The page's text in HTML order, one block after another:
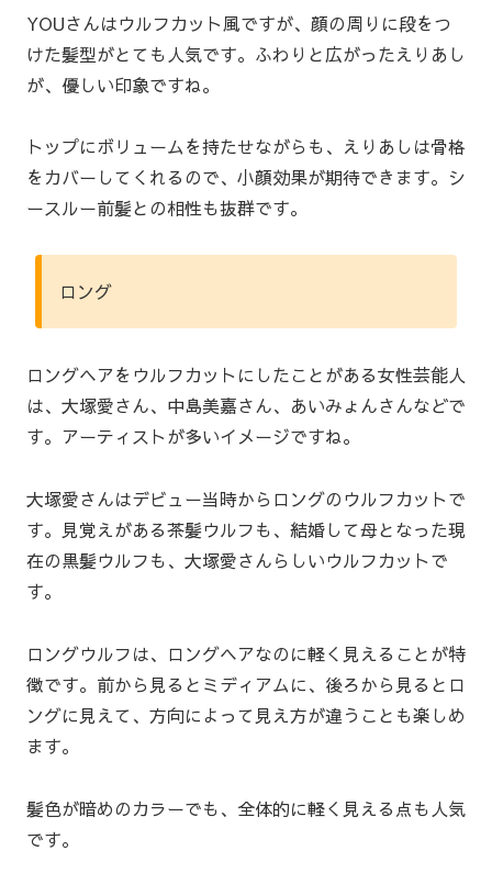
YOUさんはウルフカット風ですが、顔の周りに段をつ
けた髪型がとても人気です。ふわりと広がったえりあし
が、優しい印象ですね。
トップにボリュームを持たせながらも、えりあしは骨格
をカバーしてくれるので、小顔効果が期待できます。シ
ースルー前髪との相性も抜群です。
ロング
ロングヘアをウルフカットにしたことがある女性芸能人
は、大塚愛さん、中島美嘉さん、あいみょんさんなどで
す。アーティストが多いイメージですね。
大塚愛さんはデビュー当時からロングのウルフカットで
す。見覚えがある茶髪ウルフも、結婚して母となった現
在の黒髪ウルフも、大塚愛さんらしいウルフカットで
す。
ロングウルフは、ロングヘアなのに軽く見えることが特
徴です。前から見るとミディアムに、後ろから見るとロ
ングに見えて、方向によって見え方が違うことも楽しめ
ます。
髪色が暗めのカラーでも、全体的に軽く見える点も人気
です。